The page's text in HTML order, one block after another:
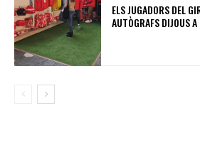
ELS JUGADORS DEL
AUTÒGRAFS DIJOUS A